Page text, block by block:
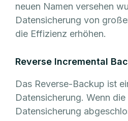
neuen Namen versehen
Datensicherung von
die Effizienz erhöhen.
Reverse Incremental
Das Reverse-Backup ist
Datensicherung. Wenn
Datensicherung